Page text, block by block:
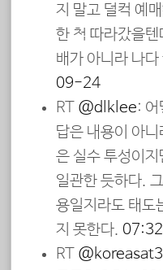
지 말고 덜컥 예
한 척 따라갔을
배가 아니라 나
09-24
RT @dlklee:
답은 내용이 아
은 실수 투성이
일관한 듯하다.
용일지라도 태도
지 못한다.
RT @koreasat3